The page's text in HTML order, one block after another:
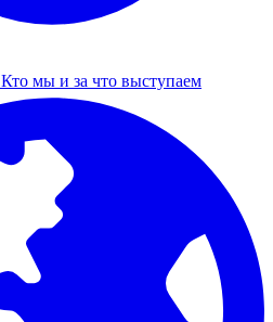
Кто мы и за что выступаем